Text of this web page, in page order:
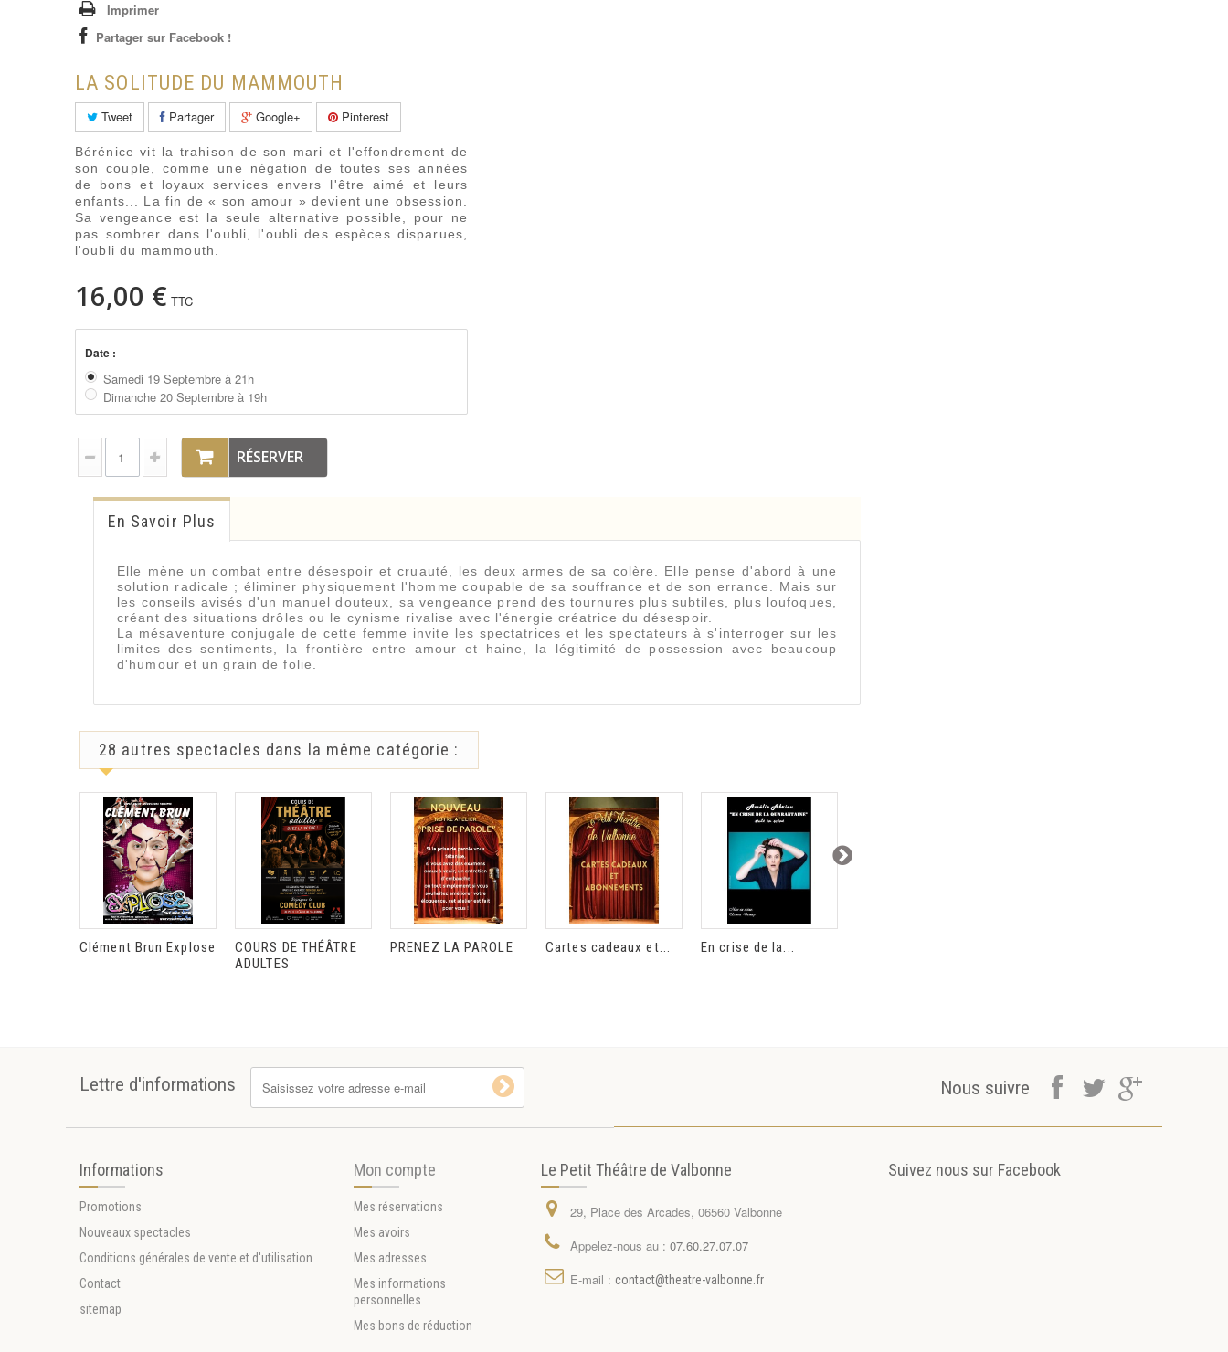
Imprimer
Partager sur Facebook !
LA SOLITUDE DU MAMMOUTH
Tweet Partager Google+ Pinterest
Bérénice vit la trahison de son mari et l'effondrement de
son couple, comme une négation de toutes ses années
de bons et loyaux services envers l'être aimé et leurs
enfants... La fin de « son amour » devient une obsession.
Sa vengeance est la seule alternative possible, pour ne
pas sombrer dans l'oubli, l'oubli des espèces disparues,
l'oubli du mammouth.
16,00 € TTC
Date :
Samedi 19 Septembre à 21h
Dimanche 20 Septembre à 19h
RÉSERVER
En Savoir Plus
Elle mène un combat entre désespoir et cruauté, les deux armes de sa colère. Elle pense d'abord à une
solution radicale ; éliminer physiquement l'homme coupable de sa souffrance et de son errance. Mais sur
les conseils avisés d'un manuel douteux, sa vengeance prend des tournures plus subtiles, plus loufoques,
créant des situations drôles ou le cynisme rivalise avec l'énergie créatrice du désespoir.
La mésaventure conjugale de cette femme invite les spectatrices et les spectateurs às'interroger sur les
limites des sentiments, la frontière entre amour et haine, la légitimité de possession avec beaucoup
d'humour et un grain de folie.
28 autres spectacles dans la même catégorie :
Clément Brun Explose
COURS DE THÉÂTRE
ADULTES
PRENEZ LA PAROLE Cartes cadeaux et... En crise de la...
Lettre d'informations Nous suivre
Informations
Promotions
Nouveaux spectacles
Conditions générales de vente et d'utilisation
Contact
sitemap
Mon compte
Mes réservations
Mes avoirs
Mes adresses
Mes informations
personnelles
Mes bons de réduction
Le Petit Théâtre de Valbonne
29, Place des Arcades, 06560 Valbonne
Appelez-nous au : 07.60.27.07.07
E-mail : contact@theatre-valbonne.fr
Suivez nous sur Facebook